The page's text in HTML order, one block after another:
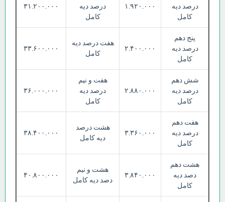
درصد دیه
کامل
۱.۹۲۰.۰۰۰
درصد دیه
کامل
۳۱.۲۰۰.۰۰۰
پنج دهم
درصد دیه
کامل
۲.۴۰۰.۰۰۰
هفت درصد دیه
کامل
۳۳.۶۰۰.۰۰۰
شش دهم
درصد دیه
کامل
۲.۸۸۰.۰۰۰
هفت و نیم
درصد دیه
کامل
۳۶.۰۰۰.۰۰۰
هفت دهم
درصد دیه
کامل
۳.۳۶۰.۰۰۰
هشت درصد
دیه کامل
۳۸.۴۰۰.۰۰۰
هشت دهم
دصد دیه
کامل
۳.۸۴۰.۰۰۰
هشت و نیم
دصد دیه کامل
۴۰.۸۰۰.۰۰۰